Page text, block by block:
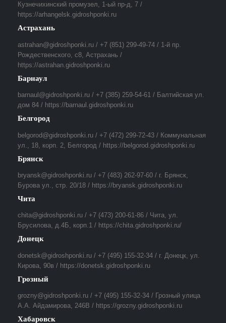
Кузнечихинский промузел, 1-ый пр-д, 7 /
https://arhangelsk.gidroshponki.ru
Астрахань
astrahan@gidroshponki.ru / +7 (851) 299-49-74 / 1-й пр.
Рождественского, с8, Астрахань /
https://astrahan.gidroshponki.ru
Барнаул
barnaul@gidroshponki.ru / +7 (385) 259-54-61 / Балтийская ул.
дом 84 / https://barnaul.gidroshponki.ru
Белгород
belgorod@gidroshponki.ru / +7 (472) 299-72-43 / Коммунальная
ул., 18, корп. 2, Белгород / https://belgorod.gidroshponki.ru
Брянск
bryansk@gidroshponki.ru / +7 (483) 262-97-60 / г. Брянск,
Бурова ул., стр. 20/18 / https://bryansk.gidroshponki.ru
Чита
chita@gidroshponki.ru / +7 (473) 200-61-86 / Чита, ул.
Брусилова, д.4Б, корп.1 / https://chita.gidroshponki.ru/
Донецк
donetsk@gidroshponki.ru / +7 (495) 155-32-34 / г. Донецк, ул.
Кирова, 90в / https://donetsk.gidroshponki.ru
Грозный
grozny@gidroshponki.ru / +7 (495) 155-32-34 / Грозный улица
А.А. Айдамирова, 246В / https://grozny.gidroshponki.ru
Хабаровск